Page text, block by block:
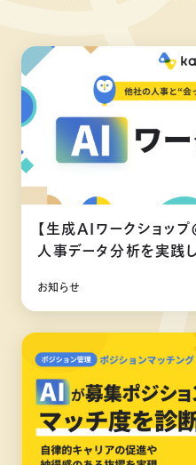
【生成AIワークショッ
人事データ分析を実践
お知らせ